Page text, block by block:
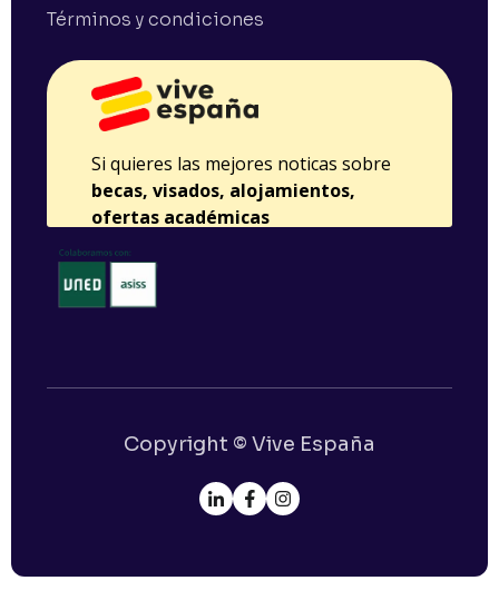
Términos y condiciones
Copyright © Vive España